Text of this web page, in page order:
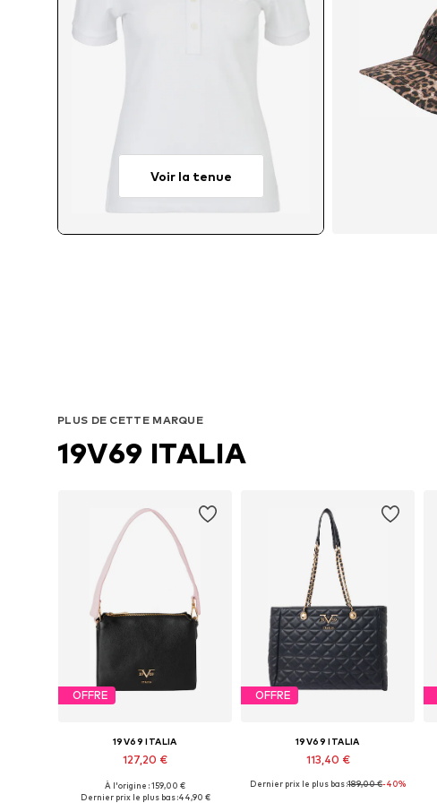
Voir la tenue
PLUS DE CETTE MARQUE
19V69 ITALIA
OFFRE
19V69 ITALIA
127,20 €
Tailles disponibles: One Size
À l'origine : 159,00 €
Dernier prix le plus bas :44,90 €
OFFRE
19V69 ITALIA
113,40 €
Tailles disponibles: One Size
Dernier prix le plus bas :189,00 €-40%